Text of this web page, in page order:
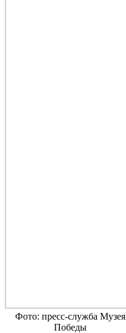
Фото: пресс-служба Музея
Победы